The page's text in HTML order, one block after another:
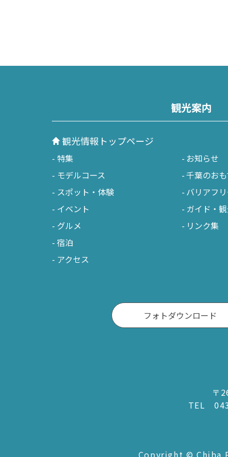
観光案内
観光情報トップページ
特集
モデルコース
スポット・体験
イベント
グルメ
宿泊
アクセス
お知らせ
千葉のお
バリアフ
ガイド・
リンク集
フォトダウンロード
〒
TEL
Copyright © Chiba